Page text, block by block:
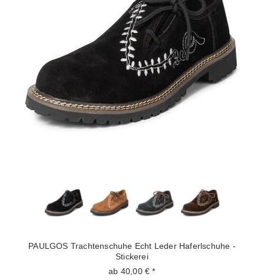
PAULGOS Trachtenschuhe Echt Leder Haferlschuhe -
Stickerei
ab 40,00 € *